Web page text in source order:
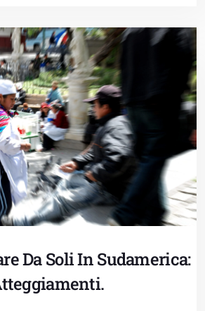
Da Soli In Sudamerica: